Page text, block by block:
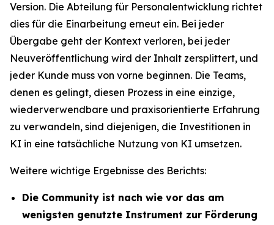
Version. Die Abteilung für Personalentwicklung richtet
dies für die Einarbeitung erneut ein. Bei jeder
Übergabe geht der Kontext verloren, bei jeder
Neuveröffentlichung wird der Inhalt zersplittert, und
jeder Kunde muss von vorne beginnen. Die Teams,
denen es gelingt, diesen Prozess in eine einzige,
wiederverwendbare und praxisorientierte Erfahrung
zu verwandeln, sind diejenigen, die Investitionen in
KI in eine tatsächliche Nutzung von KI umsetzen.
Weitere wichtige Ergebnisse des Berichts:
Die Community ist nach wie vor das am
wenigsten genutzte Instrument zur Förderung